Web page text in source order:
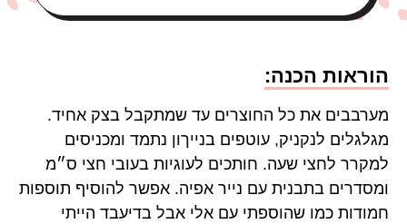
הוראות הכנה:
מערבבים את כל החוצרים עד שמתקבל בצק אחיד.
מגלגלים לנקניק, עוטפים בנייךון נתמד ומכניסים
למקרר לחצי שעה. חותכים לעוגיות בעובי חצי ס״מ
ומסדרים בתבנית עם נייר אפיה. אפשר להוסיף תוספות
חמודות כמו שהוספתי עם אלי אבל בדיעבד הייתי